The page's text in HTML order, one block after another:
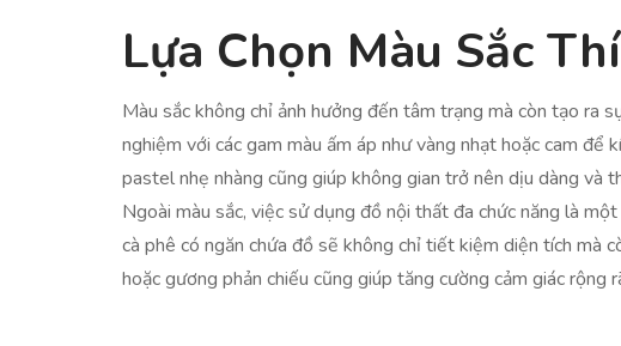
Lựa Chọn Màu Sắc
Màu sắc không chỉ ảnh hưởng đến tâm trạng mà còn tạo ra
nghiệm với các gam màu ấm áp như vàng nhạt hoặc cam
pastel nhẹ nhàng cũng giúp không gian trở nên dịu dàng và
Ngoài màu sắc, việc sử dụng đồ nội thất đa chức năng là
cà phê có ngăn chứa đồ sẽ không chỉ tiết kiệm diện tích mà
hoặc gương phản chiếu cũng giúp tăng cường cảm giác